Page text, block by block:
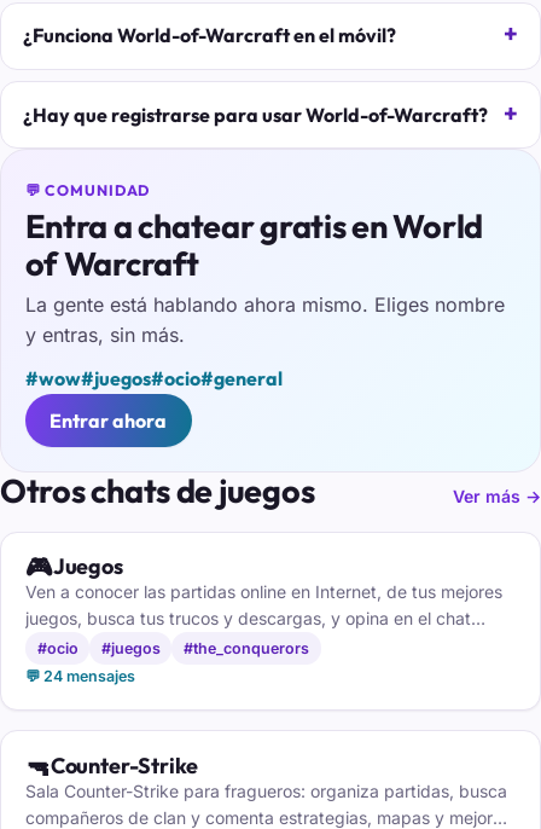
¿Funciona World-of-Warcraft en el móvil?
¿Hay que registrarse para usar World-of-Warcraft?
💬 COMUNIDAD
Entra a chatear gratis en World
of Warcraft
La gente está hablando ahora mismo. Eliges nombre
y entras, sin más.
#wow#juegos#ocio#general
Entrar ahora
Otros chats de juegos Ver más →
🎮Juegos
Ven a conocer las partidas online en Internet, de tus mejores
juegos, busca tus trucos y descargas, y opina en el chat
sobre los juegos online.
#ocio #juegos
#the_conquerors
💬 24 mensajes
🔫Counter-Strike
Sala Counter-Strike para fragueros: organiza partidas, busca
compañeros de clan y comenta estrategias, mapas y mejores